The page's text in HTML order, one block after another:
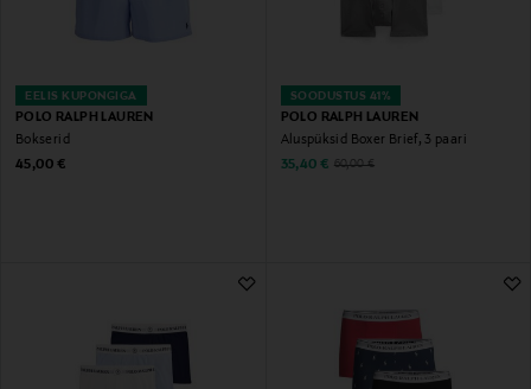
EELIS KUPONGIGA
POLO RALPH LAUREN
Bokserid
Original Price
45,00 €
SOODUSTUS 41%
POLO RALPH LAUREN
Aluspüksid Boxer Brief, 3 paari
Discounted Price
35,40 € Original Price
60,00 €